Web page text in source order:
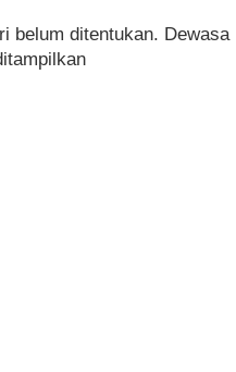
belum ditentukan. Dewasa